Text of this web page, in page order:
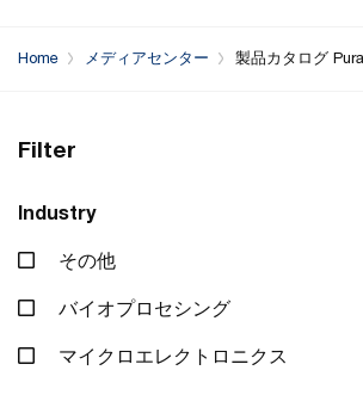
Home メディアセンター 製品カタログ
Filter
Industry
その他
バイオプロセシング
マイクロエレクトロニクス